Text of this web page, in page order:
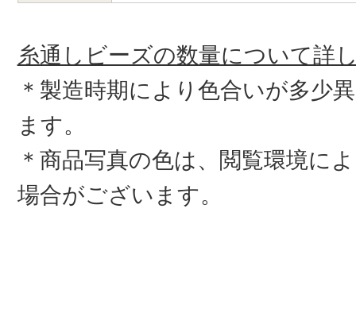
糸通しビーズの数量について詳
＊製造時期により色合いが多少
ます。
＊商品写真の色は、閲覧環境に
場合がございます。